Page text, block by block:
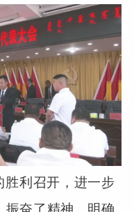
胜利召开，进一步
振奋了精神、明确